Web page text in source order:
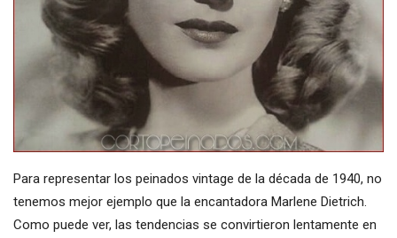
Para representar los peinados vintage de la década de 1940, no
tenemos mejor ejemplo que la encantadora Marlene Dietrich.
Como puede ver, las tendencias se convirtieron lentamente en